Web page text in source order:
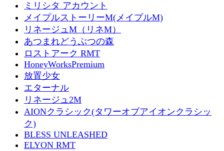
ミリシタ アカウント
メイプルストーリーM(メイプルM)
リネージュM（リネM）
あつまれどうぶつの森
ロストアーク RMT
HoneyWorksPremium
放置少女
エターナル
リネージュ2M
AIONクラシック(タワーオブアイオンクラシッ
ク)
BLESS UNLEASHED
ELYON RMT